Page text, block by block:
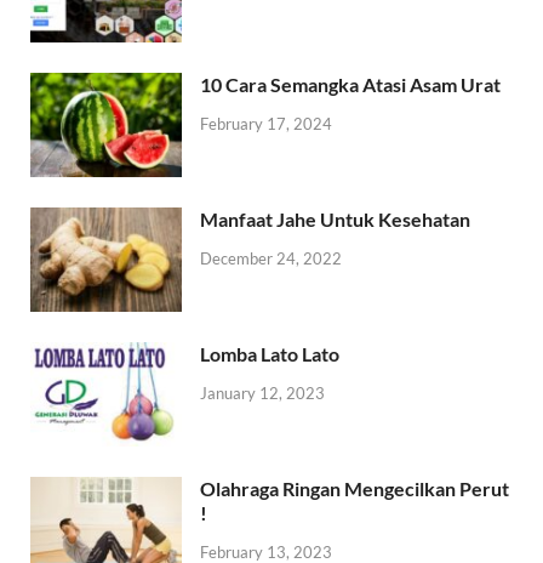
10 Cara Semangka Atasi Asam Urat
February 17, 2024
Manfaat Jahe Untuk Kesehatan
December 24, 2022
Lomba Lato Lato
January 12, 2023
Olahraga Ringan Mengecilkan Perut
!
February 13, 2023